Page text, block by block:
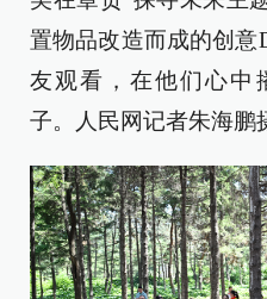
置物品改造而成的创
友观看，在他们心中
子。人民网记者朱海鹏